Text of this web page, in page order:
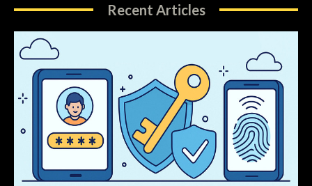
Recent Articles